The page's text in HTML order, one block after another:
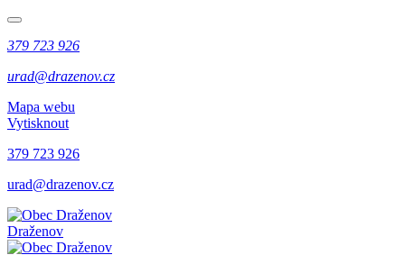
379 723 926
urad@drazenov.cz
Mapa webu
Vytisknout
379 723 926
urad@drazenov.cz
Draženov